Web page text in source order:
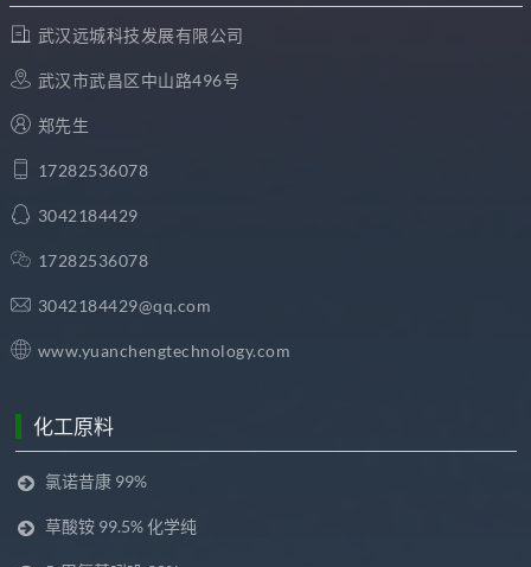
武汉远城科技发展有限公司
武汉市武昌区中山路496号
郑先生
17282536078
3042184429
17282536078
3042184429@qq.com
www.yuanchengtechnology.com
化工原料
氯诺昔康 99%
草酸铵 99.5% 化学纯